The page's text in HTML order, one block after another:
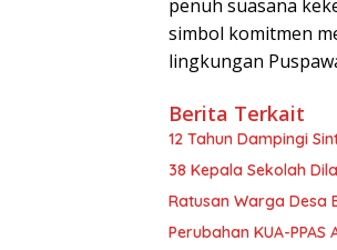
penuh suasana
simbol komitmen
lingkungan
Berita Terkait
12 Tahun Dampingi
38 Kepala Sekolah
Perubahan KUA-